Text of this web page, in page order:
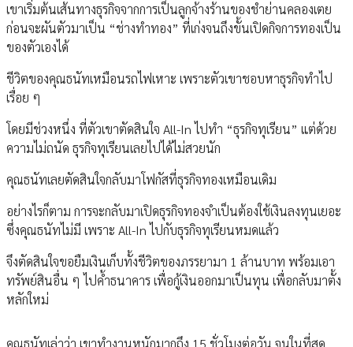
เขาเริ่มต้นเส้นทางธุรกิจจากการเป็นลูกจ้างร้านของชำย่านคลองเตย
ก่อนจะผันตัวมาเป็น “ช่างทำทอง” ที่เก่งจนถึงขั้นเปิดกิจการทองเป็น
ของตัวเองได้
ชีวิตของคุณธนัทเหมือนรถไฟเหาะ เพราะตัวเขาชอบหาธุรกิจทำไป
เรื่อย ๆ
โดยมีช่วงหนึ่ง ที่ตัวเขาตัดสินใจ All-In ไปทำ “ธุรกิจทุเรียน” แต่ด้วย
ความไม่ถนัด ธุรกิจทุเรียนเลยไปได้ไม่สวยนัก
คุณธนัทเลยตัดสินใจกลับมาโฟกัสที่ธุรกิจทองเหมือนเดิม
อย่างไรก็ตาม การจะกลับมาเปิดธุรกิจทองจำเป็นต้องใช้เงินลงทุนเยอะ
ซึ่งคุณธนัทไม่มี เพราะ All-In ไปกับธุรกิจทุเรียนหมดแล้ว
จึงตัดสินใจขอยืมเงินเก็บทั้งชีวิตของภรรยามา 1 ล้านบาท พร้อมเอา
ทรัพย์สินอื่น ๆ ไปค้ำธนาคาร เพื่อกู้เงินออกมาเป็นทุน เพื่อกลับมาตั้ง
หลักใหม่
คุณธนัทเล่าว่า เขาทำงานหนักมากถึง 15 ชั่วโมงต่อวัน จนในที่สุด